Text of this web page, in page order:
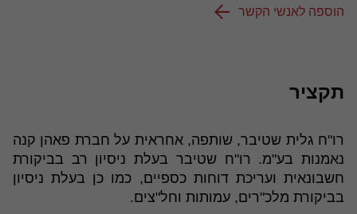
הוספה לאנשי הקשר
תקציר
רו"ח גלית שטיבר, שותפה, אחראית על חברת פאהן קנה
נאמנות בע"מ. רו"ח שטיבר בעלת ניסיון רב בביקורת
חשבונאית ועריכת דוחות כספיים, כמו כן בעלת ניסיון
בביקורת מלכ"רים, עמותות וחל"צים.